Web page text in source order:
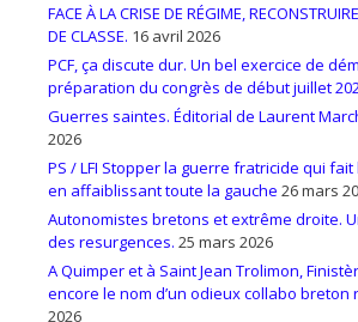
FACE À LA CRISE DE RÉGIME,
DE CLASSE. 16 avril 2026
PCF, ça discute dur. Un bel exercice de
préparation du congrès de début juillet
Guerres saintes. Éditorial de Laurent
2026
PS / LFI Stopper la guerre fratricide qui
en affaiblissant toute la gauche 26 mars
Autonomistes bretons et extrême droite.
des resurgences. 25 mars 2026
A Quimper et à Saint Jean Trolimon,
encore le nom d’un odieux collabo breton
2026